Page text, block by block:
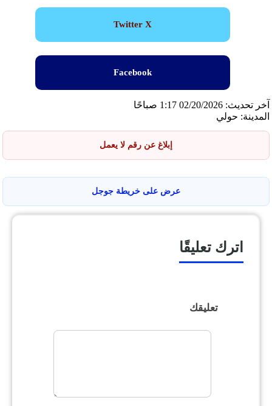
Twitter X
Facebook
آخر تحديث: 02/20/2026 1:17 صباحًا
المدينة: حولي
إبلاغ عن رقم لا يعمل
عرض على خريطة جوجل
اترك تعليقًا
تعليقك